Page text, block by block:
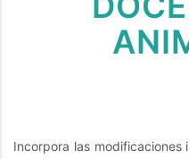
​Incorpora las modificaciones